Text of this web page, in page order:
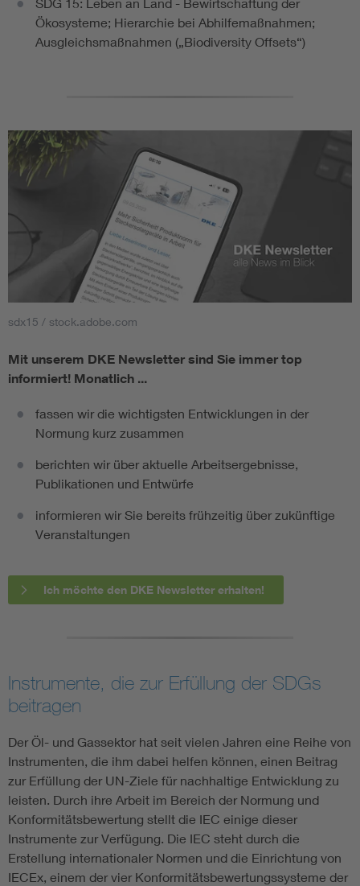
SDG 15: Leben an Land - Bewirtschaftung der
Ökosysteme; Hierarchie bei Abhilfemaßnahmen;
Ausgleichsmaßnahmen („Biodiversity Offsets“)
sdx15 / stock.adobe.com
Mit unserem DKE Newsletter sind Sie immer top
informiert! Monatlich ...
fassen wir die wichtigsten Entwicklungen in der
Normung kurz zusammen
berichten wir über aktuelle Arbeitsergebnisse,
Publikationen und Entwürfe
informieren wir Sie bereits frühzeitig über zukünftige
Veranstaltungen
Ich möchte den DKE Newsletter erhalten!
Instrumente, die zur Erfüllung der SDGs
beitragen
Der Öl- und Gassektor hat seit vielen Jahren eine Reihe von
Instrumenten, die ihm dabei helfen können, einen Beitrag
zur Erfüllung der UN-Ziele für nachhaltige Entwicklung zu
leisten. Durch ihre Arbeit im Bereich der Normung und
Konformitätsbewertung stellt die IEC einige dieser
Instrumente zur Verfügung. Die IEC steht durch die
Erstellung internationaler Normen und die Einrichtung von
IECEx, einem der vier Konformitätsbewertungssysteme der